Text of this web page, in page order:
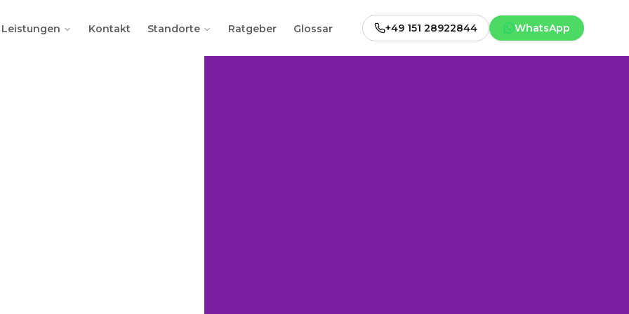
Leistungen Kontakt Standorte Ratgeber Glossar +49 151 28922844 WhatsApp